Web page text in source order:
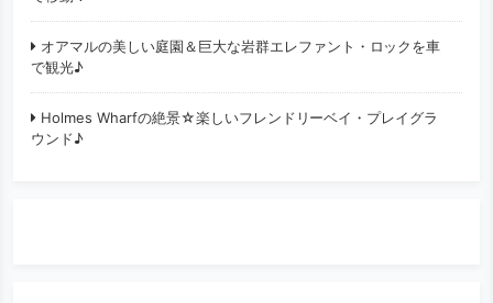
オアマルの美しい庭園＆巨大な岩群エレファント・ロックを車
で観光♪
Holmes Wharfの絶景☆楽しいフレンドリーベイ・プレイグラ
ウンド♪